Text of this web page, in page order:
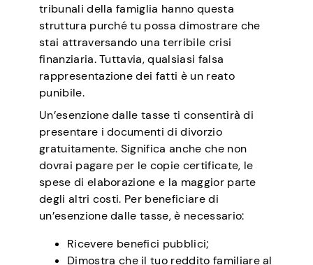
tribunali della famiglia hanno questa
struttura purché tu possa dimostrare che
stai attraversando una terribile crisi
finanziaria. Tuttavia, qualsiasi falsa
rappresentazione dei fatti è un reato
punibile.
Un’esenzione dalle tasse ti consentirà di
presentare i documenti di divorzio
gratuitamente. Significa anche che non
dovrai pagare per le copie certificate, le
spese di elaborazione e la maggior parte
degli altri costi. Per beneficiare di
un’esenzione dalle tasse, è necessario:
Ricevere benefici pubblici;
Dimostra che il tuo reddito familiare al